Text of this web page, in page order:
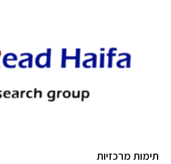
תימות מרכזיות